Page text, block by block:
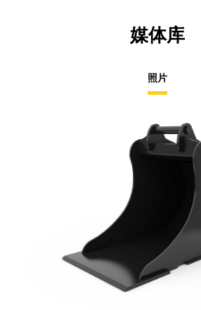
媒体库
照片